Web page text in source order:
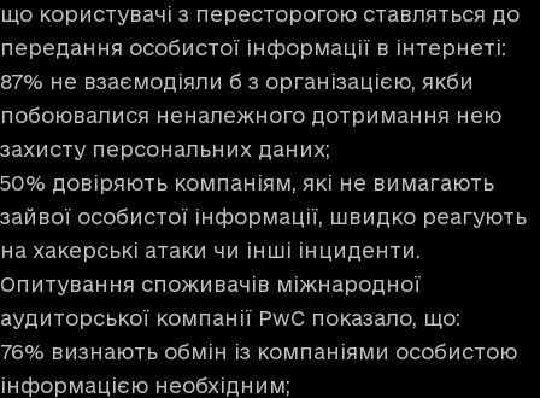
що користувачі з пересторогою ставляться до
передання особистої інформації в інтернеті:
87% не взаємодіяли б з організацією, якби
побоювалися неналежного дотримання нею
захисту персональних даних;
50% довіряють компаніям, які не вимагають
зайвої особистої інформації, швидко реагують
на хакерські атаки чи інші інциденти.
Опитування споживачів міжнародної
аудиторської компанії PwC показало, що:
76% визнають обмін із компаніями особистою
інформацією необхідним;